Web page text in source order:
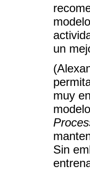
un
muy
Sin